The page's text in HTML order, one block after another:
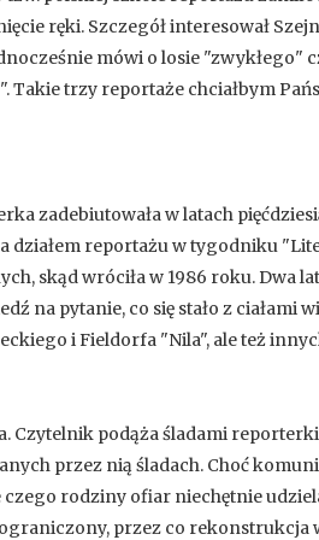
ręki. Szczegół interesował
mówi o losie "zwykłego"
Takie trzy reportaże chciałbym
zadebiutowała w latach
działem reportażu w tygodniku
skąd wróciła w 1986 roku. Dwa
na pytanie, co się stało z ciałami
i Fieldorfa "Nila", ale też
podąża śladami
przez nią śladach. Choć
czego rodziny ofiar niechętnie
przez co rekonstrukcja